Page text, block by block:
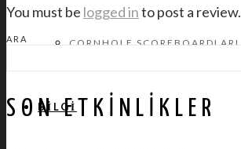
CORNHOLE SCOREBOARDLARI
BILGI
You must be logged into post a review.
ARA
SON ETKINLIKLER